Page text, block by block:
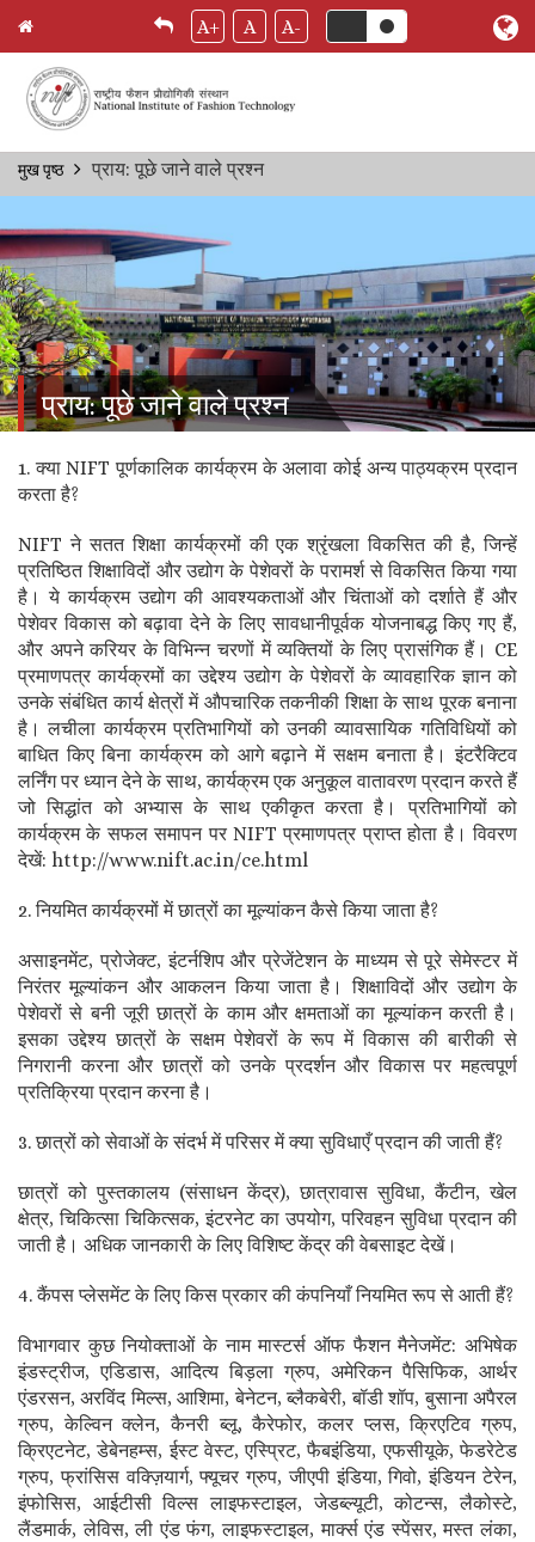
Skip
content
A+ A A-
Breadcrumb
मुख पृष्ठ प्राय: पूछे जाने वाले प्रश्‍न
प्राय: पूछे जाने वाले प्रश्‍न
1. क्या NIFT पूर्णकालिक कार्यक्रम के अलावा कोई अन्य पाठ्यक्रम प्रदान
करता है?
NIFT ने सतत शिक्षा कार्यक्रमों की एक श्रृंखला विकसित की है, जिन्हें
प्रतिष्ठित शिक्षाविदों और उद्योग के पेशेवरों के परामर्श से विकसित किया गया
है। ये कार्यक्रम उद्योग की आवश्यकताओं और चिंताओं को दर्शाते हैं और
पेशेवर विकास को बढ़ावा देने के लिए सावधानीपूर्वक योजनाबद्ध किए गए हैं,
और अपने करियर के विभिन्न चरणों में व्यक्तियों के लिए प्रासंगिक हैं। CE
प्रमाणपत्र कार्यक्रमों का उद्देश्य उद्योग के पेशेवरों के व्यावहारिक ज्ञान को
उनके संबंधित कार्य क्षेत्रों में औपचारिक तकनीकी शिक्षा के साथ पूरक बनाना
है। लचीला कार्यक्रम प्रतिभागियों को उनकी व्यावसायिक गतिविधियों को
बाधित किए बिना कार्यक्रम को आगे बढ़ाने में सक्षम बनाता है। इंटरैक्टिव
लर्निंग पर ध्यान देने के साथ, कार्यक्रम एक अनुकूल वातावरण प्रदान करते हैं
जो सिद्धांत को अभ्यास के साथ एकीकृत करता है। प्रतिभागियों को
कार्यक्रम के सफल समापन पर NIFT प्रमाणपत्र प्राप्त होता है। विवरण
देखें: http://www.nift.ac.in/ce.html
2. नियमित कार्यक्रमों में छात्रों का मूल्यांकन कैसे किया जाता है?
असाइनमेंट, प्रोजेक्ट, इंटर्नशिप और प्रेजेंटेशन के माध्यम से पूरे सेमेस्टर में
निरंतर मूल्यांकन और आकलन किया जाता है। शिक्षाविदों और उद्योग के
पेशेवरों से बनी जूरी छात्रों के काम और क्षमताओं का मूल्यांकन करती है।
इसका उद्देश्य छात्रों के सक्षम पेशेवरों के रूप में विकास की बारीकी से
निगरानी करना और छात्रों को उनके प्रदर्शन और विकास पर महत्वपूर्ण
प्रतिक्रिया प्रदान करना है।
3. छात्रों को सेवाओं के संदर्भ में परिसर में क्या सुविधाएँ प्रदान की जाती हैं?
छात्रों को पुस्तकालय (संसाधन केंद्र), छात्रावास सुविधा, कैंटीन, खेल
क्षेत्र, चिकित्सा चिकित्सक, इंटरनेट का उपयोग, परिवहन सुविधा प्रदान की
जाती है। अधिक जानकारी के लिए विशिष्ट केंद्र की वेबसाइट देखें।
4. कैंपस प्लेसमेंट के लिए किस प्रकार की कंपनियाँ नियमित रूप से आती हैं?
विभागवार कुछ नियोक्ताओं के नाम मास्टर्स ऑफ फैशन मैनेजमेंट: अभिषेक
इंडस्ट्रीज, एडिडास, आदित्य बिड़ला ग्रुप, अमेरिकन पैसिफिक, आर्थर
एंडरसन, अरविंद मिल्स, आशिमा, बेनेटन, ब्लैकबेरी, बॉडी शॉप, बुसाना अपैरल
ग्रुप, केल्विन क्लेन, कैनरी ब्लू, कैरेफोर, कलर प्लस, क्रिएटिव ग्रुप,
क्रिएटनेट, डेबेनहम्स, ईस्ट वेस्ट, एस्प्रिट, फैबइंडिया, एफसीयूके, फेडरेटेड
ग्रुप, फ्रांसिस वक्ज़ियार्ग, फ्यूचर ग्रुप, जीएपी इंडिया, गिवो, इंडियन टेरेन,
इंफोसिस, आईटीसी विल्स लाइफस्टाइल, जेडब्ल्यूटी, कोटन्स, लैकोस्टे,
लैंडमार्क, लेविस, ली एंड फंग, लाइफस्टाइल, मार्क्स एंड स्पेंसर, मस्त लंका,